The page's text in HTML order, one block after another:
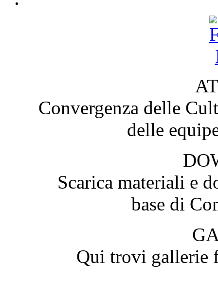
Convergenza delle
delle
Scarica materiali e
base di
Qui trovi gallerie